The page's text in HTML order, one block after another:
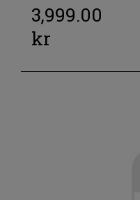
3,999.00
kr